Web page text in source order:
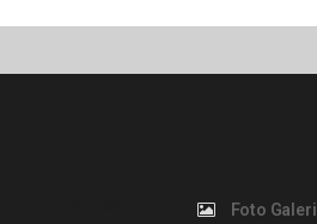
Foto Galeri